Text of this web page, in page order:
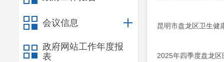
会议信息
政府网站工作年度报
表
昆明市盘龙区卫生
2025年四季度盘龙